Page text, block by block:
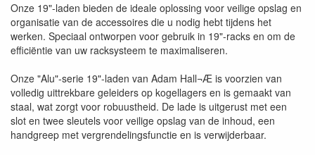
Onze 19"-laden bieden de ideale oplossing voor veilige opslag en
organisatie van de accessoires die u nodig hebt tijdens het
werken. Speciaal ontworpen voor gebruik in 19"-racks en om de
efficiëntie van uw racksysteem te maximaliseren.
Onze "Alu"-serie 19"-laden van Adam Hall¬Æ is voorzien van
volledig uittrekbare geleiders op kogellagers en is gemaakt van
staal, wat zorgt voor robuustheid. De lade is uitgerust met een
slot en twee sleutels voor veilige opslag van de inhoud, een
handgreep met vergrendelingsfunctie en is verwijderbaar.